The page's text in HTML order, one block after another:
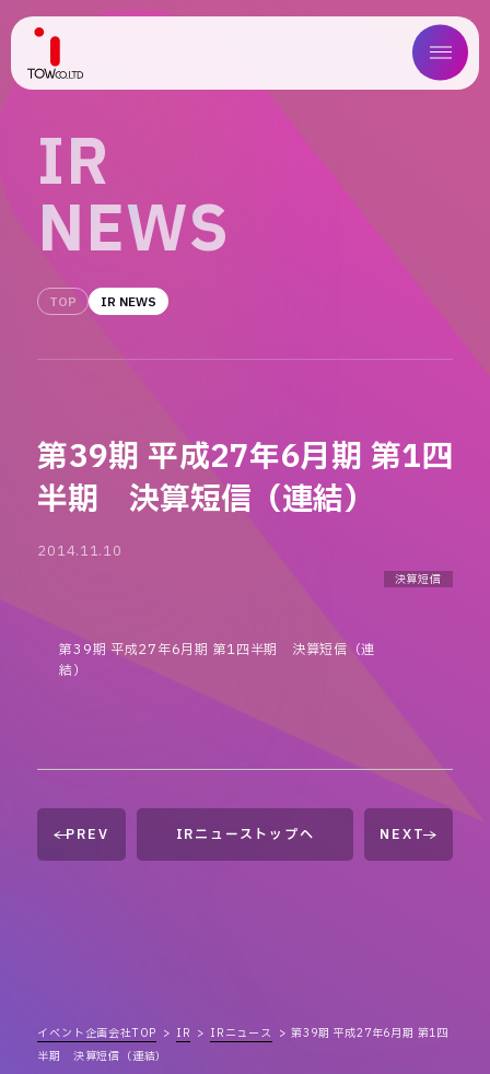
ABOUT US
WORKS
COMPANY
IR
IR
NEWS
TOP IR NEWS
第39期 平成27年6月期 第1四
半期 決算短信（連結）
2014.11.10
決算短信
第39期 平成27年6月期 第1四半期 決算短信（連
結）
PREV IRニューストップへ NEXT
イベント企画会社TOP IR IRニュース
第39期 平成27年6月期 第1四
半期 決算短信（連結）